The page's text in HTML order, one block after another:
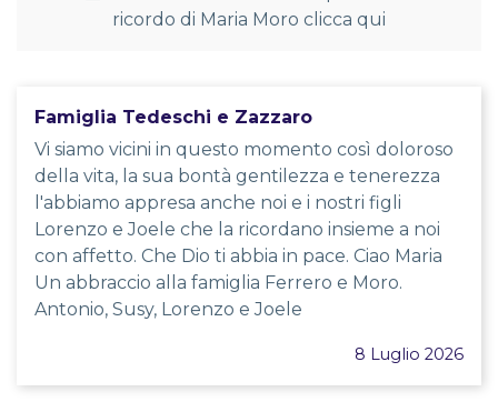
ricordo di Maria Moro clicca qui
Famiglia Tedeschi e Zazzaro
Vi siamo vicini in questo momento così doloroso
della vita, la sua bontà gentilezza e tenerezza
l'abbiamo appresa anche noi e i nostri figli
Lorenzo e Joele che la ricordano insieme a noi
con affetto. Che Dio ti abbia in pace. Ciao Maria
Un abbraccio alla famiglia Ferrero e Moro.
Antonio, Susy, Lorenzo e Joele
8 Luglio 2026